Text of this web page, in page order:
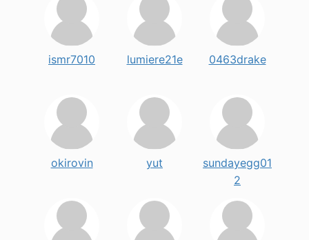
ismr7010 lumiere21e 0463drake
okirovin yut
sundayegg01
2